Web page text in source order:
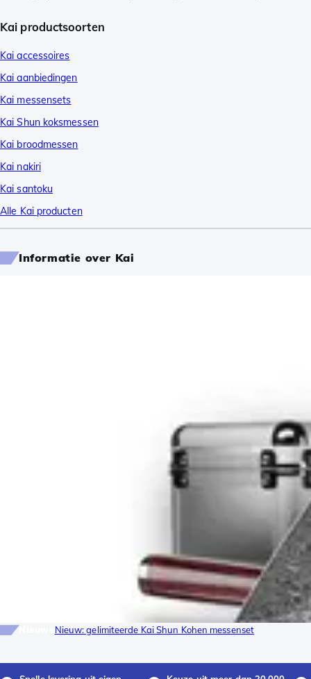
Kai productsoorten
Kai accessoires
Kai aanbiedingen
Kai messensets
Kai Shun koksmessen
Kai broodmessen
Kai nakiri
Kai santoku
Alle Kai producten
Informatie over Kai
Nieuw: gelimiteerde Kai Shun Kohen messenset